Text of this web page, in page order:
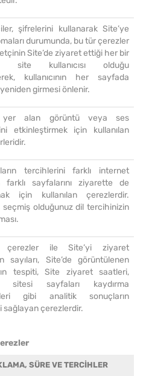
şifrelerini kullanarak Site’ye
durumunda, bu tür çerezler
Site’de ziyaret ettiği her bir
site kullanıcısı olduğu
kullanıcının her sayfada
girmesi önlenir.
yer alan görüntü veya ses
etkinleştirmek için kullanılan
tercihlerini farklı internet
farklı sayfalarını ziyarette de
için kullanılan çerezlerdir.
seçmiş olduğunuz dil tercihinizin
çerezler ile Site’yi ziyaret
sayıları, Site’de görüntülenen
tespiti, Site ziyaret saatleri,
sitesi sayfaları kaydırma
gibi analitik sonuçların
sağlayan çerezlerdir.
SÜRE VE TERCIHLER